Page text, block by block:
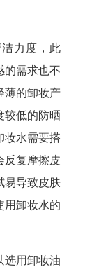
力度，此
的需求也不
薄的卸妆产
较低的防晒
妆水需要搭
反复摩擦皮
易导致皮肤
用卸妆水的
选用卸妆油